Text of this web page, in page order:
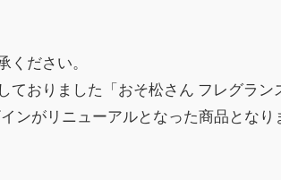
ください。
おりました「おそ松さん フレグラン
ンがリニューアルとなった商品とな